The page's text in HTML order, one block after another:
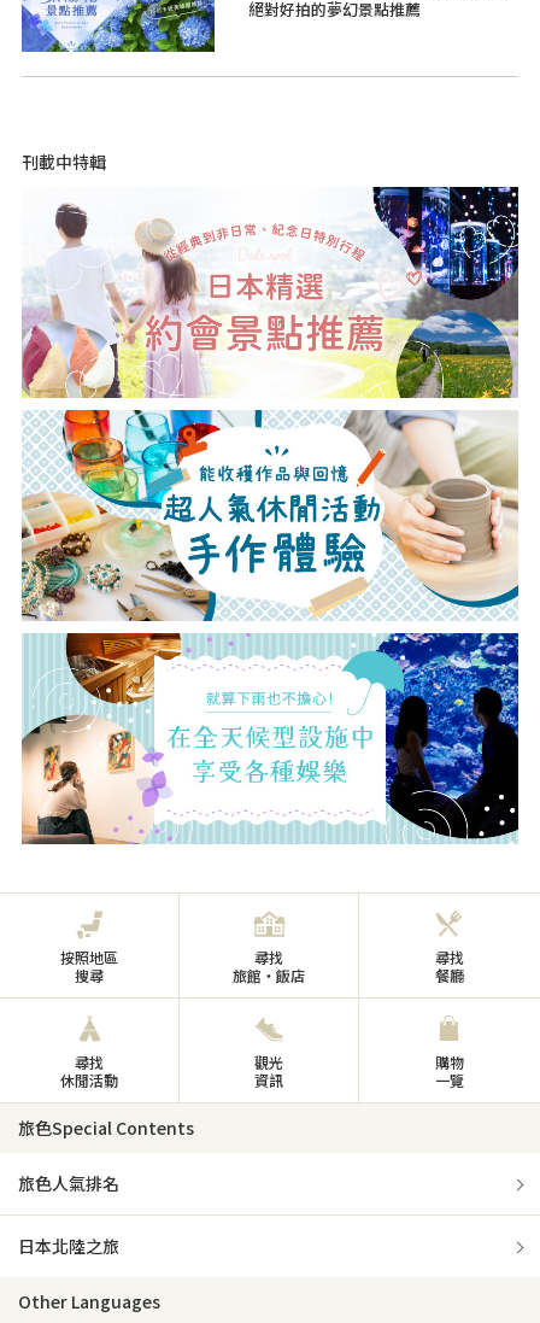
絕對好拍的夢幻景點推薦
刊載中特輯
按照地區
搜尋
尋找
旅館・飯店
尋找
餐廳
尋找
休閒活動
觀光
資訊
購物
一覽
旅色Special Contents
旅色人氣排名
日本北陸之旅
Other Languages